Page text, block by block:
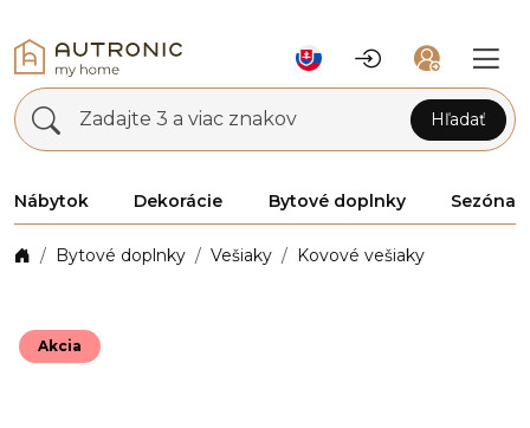
Zadajte 3 a viac znakov Hľadať
Nábytok Dekorácie Bytové doplnky Sezóna
Bytové doplnky Vešiaky Kovové vešiaky
Akcia